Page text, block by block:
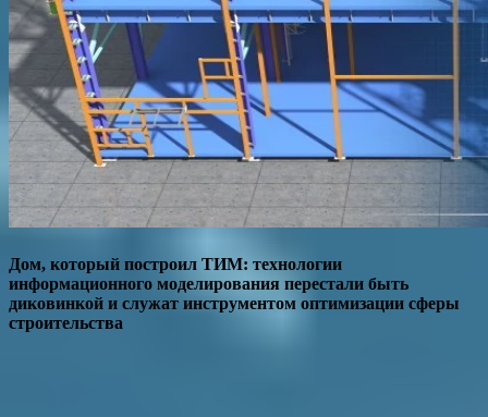
Дом, который построил ТИМ: технологии
информационного моделирования перестали быть
диковинкой и служат инструментом оптимизации сферы
строительства